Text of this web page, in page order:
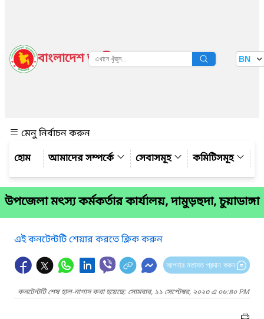
বাংলাদেশ জাতীয় তথ্য বাতায়ন BN
মেনু নির্বাচন করুন
আমাদের সম্পর্কে
সেবাসমূহ কমিটিসমূহ
উপজেলা মৎস্য কর্মকর্তার কার্যালয়, দামুড়হুদা, চুয়াডাঙ্গা
এই কনটেন্টটি শেয়ার করতে ক্লিক করুন
আপনার মতামত প্রদান করুন
কনটেন্টটি শেষ হাল-নাগাদ করা হয়েছে: সোমবার, ১১ সেপ্টেম্বর, ২০২৩ এ ০৬:৪০ PM